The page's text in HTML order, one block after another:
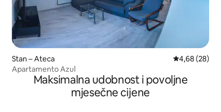
Stan – Ateca Prosječna
4,68 (28)
Apartamento Azul
Maksimalna udobnost i povoljne
mjesečne cijene